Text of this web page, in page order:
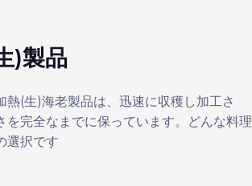
)製品
熱(生)海老製品は、迅速に収穫し加工さ
を完全なまでに保っています。どんな料理
選択です